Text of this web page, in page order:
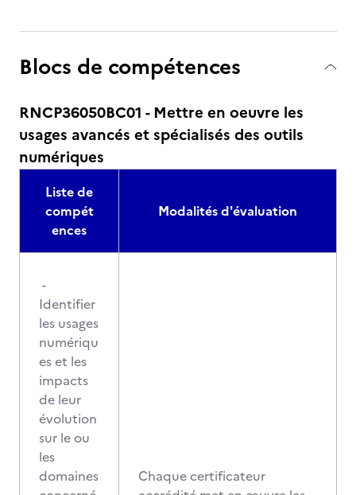
Blocs de compétences
RNCP36050BC01 - Mettre en oeuvre les
usages avancés et spécialisés des outils
numériques
Liste de
compét
ences
Modalités d'évaluation
-
Identifier
les usages
numériqu
es et les
impacts
de leur
évolution
sur le ou
les
domaines
Chaque certificateur